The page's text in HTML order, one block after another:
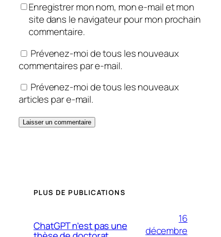
Enregistrer mon nom, mon e-mail et mon
site dans le navigateur pour mon prochain
commentaire.
Prévenez-moi de tous les nouveaux
commentaires par e-mail.
Prévenez-moi de tous les nouveaux
articles par e-mail.
PLUS DE PUBLICATIONS
ChatGPT n’est pas une
16
décembre